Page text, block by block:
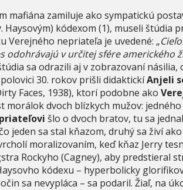
mafiána zamiluje ako sympatickú
Haysovým) kódexom (1), museli štúdia
Verejného nepriateľa je uvedené: „
odohrávajú v určitej sfére amerického
sa odrazili aj v zobrazovaní
30. rokov prišli didaktickíAnjeli
Faces, 1938), ktorí podobne ako
dvoch blízkych mužov:
šlo o dvoch bratov, tu sa
jeden sa stal kňazom, druhý sa živí
moralizovaním, keď kňaz Jerry
Rockyho (Cagney), aby predstieral
kódexu – hyperbolicky
sa nevypláca – sa podaril. Žiaľ, na